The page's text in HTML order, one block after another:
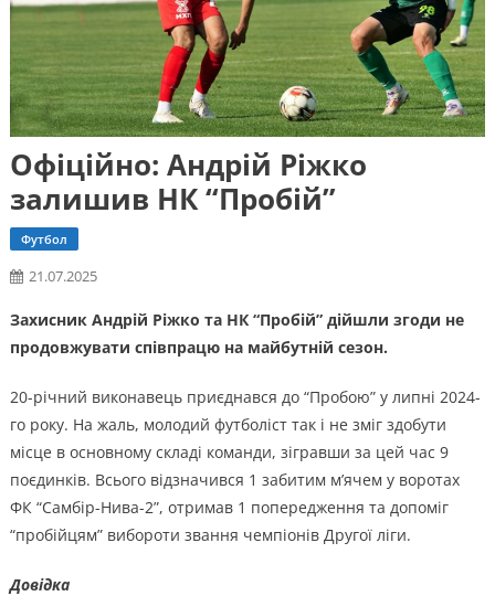
Офіційно: Андрій Ріжко
залишив НК “Пробій”
Футбол
21.07.2025
Захисник Андрій Ріжко та НК “Пробій” дійшли згоди не
продовжувати співпрацю на майбутній сезон.
20-річний виконавець приєднався до “Пробою” у липні 2024-
го року. На жаль, молодий футболіст так і не зміг здобути
місце в основному складі команди, зігравши за цей час 9
поєдинків. Всього відзначився 1 забитим м’ячем у воротах
ФК “Самбір-Нива-2”, отримав 1 попередження та допоміг
“пробійцям” вибороти звання чемпіонів Другої ліги.
Довідка